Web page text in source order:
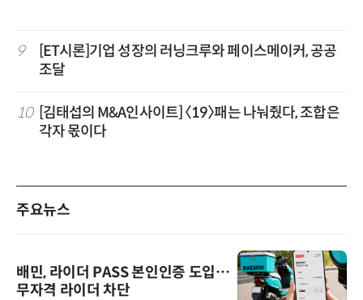
9
[ET시론]기업 성장의 러닝크루와 페이스메이커, 공공
조달
10
[김태섭의 M&A인사이트] 〈19〉패는 나눠줬다, 조합은
각자 몫이다
주요뉴스
배민, 라이더 PASS 본인인증 도입…
무자격 라이더 차단